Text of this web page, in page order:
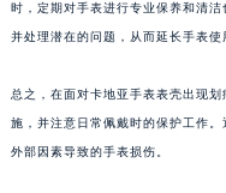
时，定期对手表进行专业保养和清
并处理潜在的问题，从而延长手表使
总之，在面对卡地亚手表表壳出现
施，并注意日常佩戴时的保护工作
外部因素导致的手表损伤。